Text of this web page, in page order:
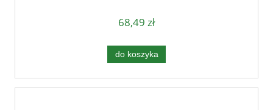
68,49 zł
do koszyka